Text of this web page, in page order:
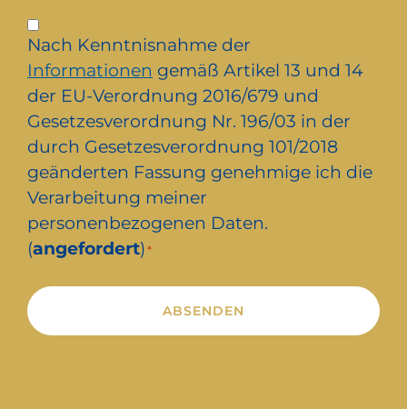
Privacy
*
Nach Kenntnisnahme der
Informationen gemäß Artikel 13 und 14
der EU-Verordnung 2016/679 und
Gesetzesverordnung Nr. 196/03 in der
durch Gesetzesverordnung 101/2018
geänderten Fassung genehmige ich die
Verarbeitung meiner
personenbezogenen Daten.
(angefordert)*